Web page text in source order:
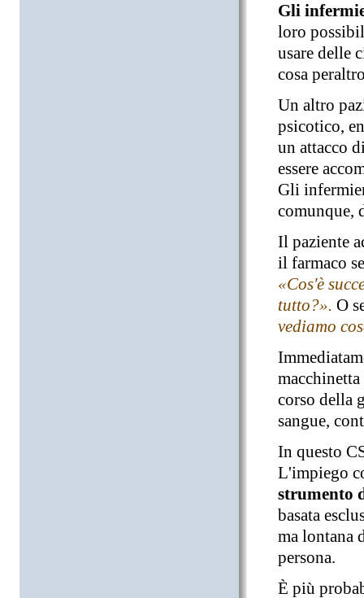
Gli
loro
usare delle
cosa
Un altro
psicotico,
un attacco
essere
Gli
comunque,
Il paziente
il farmaco
«Cos'è
tutto?». O
vediamo
corso della
sangue,
In questo
L'impiego
strumento
basata
ma lontana
persona.
È più